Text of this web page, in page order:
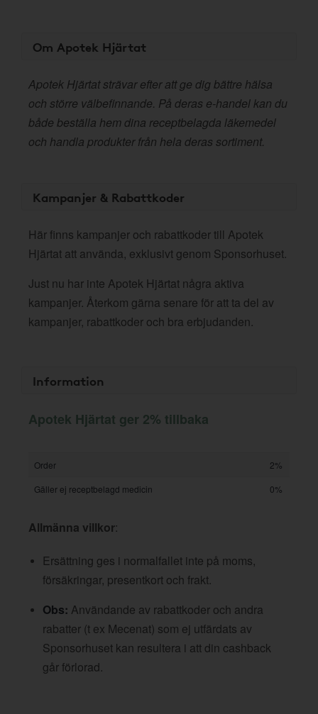
Om Apotek Hjärtat
Apotek Hjärtat strävar efter att ge dig bättre hälsa
och större välbefinnande. På deras e-handel kan du
både beställa hem dina receptbelagda läkemedel
och handla produkter från hela deras sortiment.
Kampanjer & Rabattkoder
Här finns kampanjer och rabattkoder till Apotek
Hjärtat att använda, exklusivt genom Sponsorhuset.
Just nu har inte Apotek Hjärtat några aktiva
kampanjer. Återkom gärna senare för att ta del av
kampanjer, rabattkoder och bra erbjudanden.
Information
Apotek Hjärtat ger 2% tillbaka
Order
2%
Gäller ej receptbelagd medicin
0%
Allmänna villkor:
Ersättning ges i normalfallet inte på moms,
försäkringar, presentkort och frakt.
Obs: Användande av rabattkoder och andra
rabatter (t ex Mecenat) som ej utfärdats av
Sponsorhuset kan resultera i att din cashback
går förlorad.